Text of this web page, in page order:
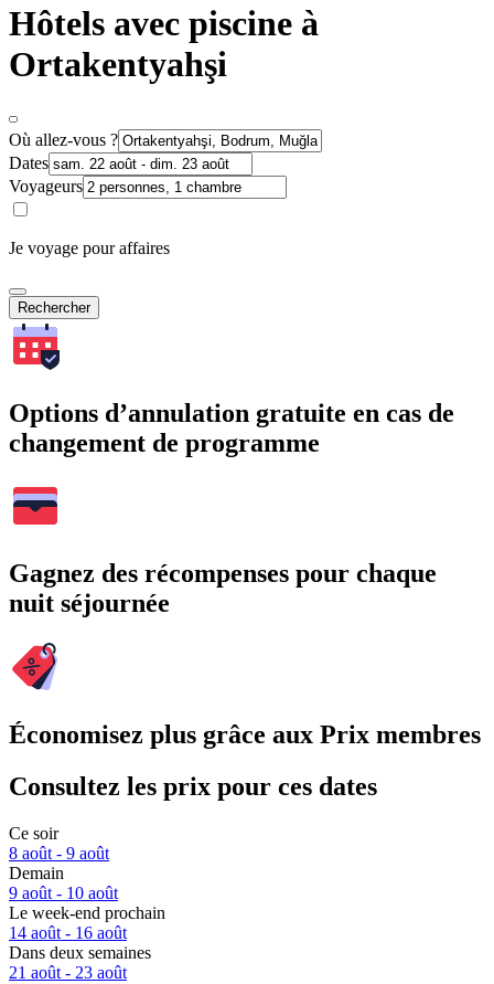
Hôtels avec piscine à
Ortakentyahşi
Où allez-vous ?
Dates
Voyageurs
Je voyage pour affaires
Rechercher
Options d’annulation gratuite en cas de
changement de programme
Gagnez des récompenses pour chaque
nuit séjournée
Économisez plus grâce aux Prix membres
Consultez les prix pour ces dates
Ce soir
8 août - 9 août
Demain
9 août - 10 août
Le week-end prochain
14 août - 16 août
Dans deux semaines
21 août - 23 août